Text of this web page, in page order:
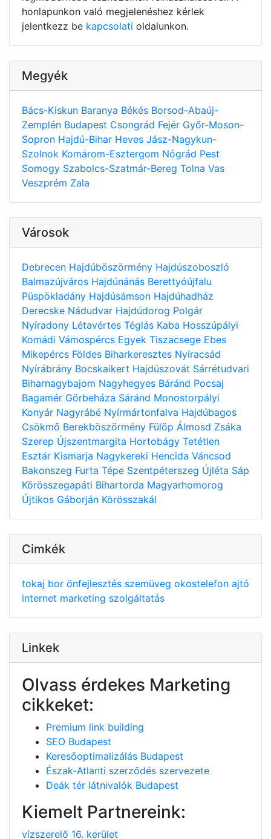
honlapunkon való megjelenéshez kérlek
jelentkezz be kapcsolati oldalunkon.
Megyék
Bács-Kiskun Baranya Békés Borsod-Abaúj-
Zemplén Budapest Csongrád Fejér Győr-Moson-
Sopron Hajdú-Bihar Heves Jász-Nagykun-
Szolnok Komárom-Esztergom Nógrád Pest
Somogy Szabolcs-Szatmár-Bereg Tolna Vas
Veszprém Zala
Városok
Debrecen Hajdúböszörmény Hajdúszoboszló
Balmazújváros Hajdúnánás Berettyóújfalu
Püspökladány Hajdúsámson Hajdúhadház
Derecske Nádudvar Hajdúdorog Polgár
Nyíradony Létavértes Téglás Kaba Hosszúpályi
Komádi Vámospércs Egyek Tiszacsege Ebes
Mikepércs Földes Biharkeresztes Nyíracsád
Nyírábrány Bocskaikert Hajdúszovát Sárrétudvari
Biharnagybajom Nagyhegyes Báránd Pocsaj
Bagamér Görbeháza Sáránd Monostorpályi
Konyár Nagyrábé Nyírmártonfalva Hajdúbagos
Csökmő Berekböszörmény Fülöp Álmosd Zsáka
Szerep Újszentmargita Hortobágy Tetétlen
Esztár Kismarja Nagykereki Hencida Váncsod
Bakonszeg Furta Tépe Szentpéterszeg Újléta Sáp
Körösszegapáti Bihartorda Magyarhomorog
Újtikos Gáborján Körösszakál
Cimkék
tokaj bor önfejlesztés szemüveg okostelefon ajtó
internet marketing szolgáltatás
Linkek
Olvass érdekes Marketing
cikkeket:
Premium link building
SEO Budapest
Keresőoptimalizálás Budapest
Észak-Atlanti szerződés szervezete
Deák tér látnivalók Budapest
Kiemelt Partnereink:
vízszerelő 16. kerület